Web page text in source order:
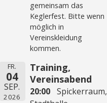
gemeinsam das
Keglerfest. Bitte wenn
möglich in
Vereinskleidung
kommen.
FR.
04
SEP.
2026
Training,
Vereinsabend
20:00 Spickerraum,